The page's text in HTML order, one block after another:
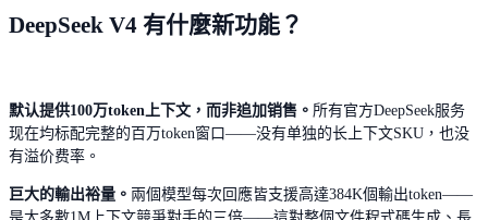
DeepSeek V4 有什麼新功能？
默认提供100万token上下文，而非追加销售。 所有官方DeepSeek服务
现在均标配完整的百万token窗口——没有单独的长上下文SKU，也没
有溢价费率。
巨大的輸出裕量。 兩個模型每次回應皆支援高達384K個輸出token——